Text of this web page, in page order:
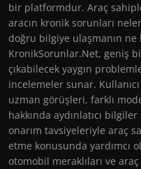
bir platformdur. Araç
aracın kronik sorunları
doğru bilgiye ulaşmanın
KronikSorunlar.Net, geniş
çıkabilecek yaygın
incelemeler sunar.
uzman görüşleri, farklı
hakkında aydınlatıcı
onarım tavsiyeleriyle araç
etme konusunda yardımcı
otomobil meraklıları ve